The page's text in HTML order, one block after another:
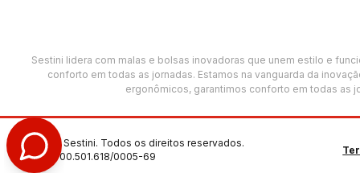
Sestini lidera com malas e bolsas inovadoras que unem estilo e
conforto em todas as jornadas. Estamos na vanguarda da
ergonômicos, garantimos conforto em todas as
©2025 Sestini. Todos os direitos reservados.
CNPJ: 00.501.618/0005-69